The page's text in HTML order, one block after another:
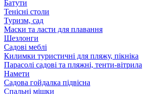
Батути
Тенісні столи
Туризм, сад
Маски та ласти для плавання
Шезлонги
Садові меблі
Килимки туристичні для пляжу, пікніка
Парасолі садові та пляжні, тенти-вітрила
Намети
Садова гойдалка підвісна
Спальні мішки